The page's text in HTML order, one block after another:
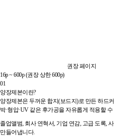
권장 페이지
16p ~ 600p (권장 상한 600p)
01
양장제본이란?
양장제본은 두꺼운 합지(보드지)로 만든 하드
박·형압·UV 같은 후가공을 자유롭게 적용할
졸업앨범, 회사 연혁서, 기업 연감, 고급 도록,
만들어냅니다.